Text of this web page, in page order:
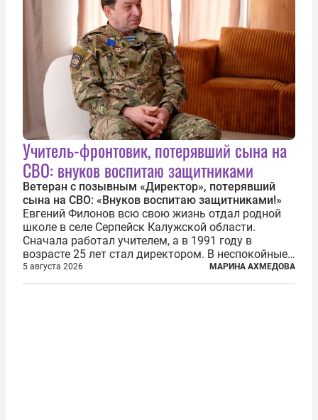
Учитель-фронтовик, потерявший сына на
СВО: внуков воспитаю защитниками
Ветеран с позывным «Директор», потерявший
сына на СВО: «Внуков воспитаю защитниками!»
Евгений Филонов всю свою жизнь отдал родной
школе в селе Серпейск Калужской области.
Сначала работал учителем, а в 1991 году в
возрасте 25 лет стал директором. В неспокойные
90-е он сумел спасти школу от закрытия и со
временем сделал ее лучшей в районе. В 2023 году
5 августа 2026 МАРИНА АХМЕДОВА